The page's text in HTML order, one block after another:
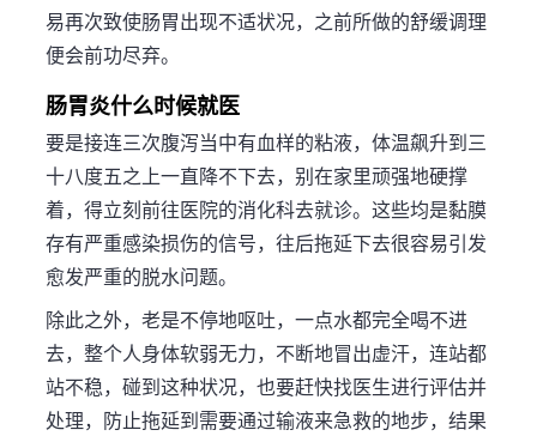
易再次致使肠胃出现不适状况，之前所做的舒缓调理
便会前功尽弃。
肠胃炎什么时候就医
要是接连三次腹泻当中有血样的粘液，体温飙升到三
十八度五之上一直降不下去，别在家里顽强地硬撑
着，得立刻前往医院的消化科去就诊。这些均是黏膜
存有严重感染损伤的信号，往后拖延下去很容易引发
愈发严重的脱水问题。
除此之外，老是不停地呕吐，一点水都完全喝不进
去，整个人身体软弱无力，不断地冒出虚汗，连站都
站不稳，碰到这种状况，也要赶快找医生进行评估并
处理，防止拖延到需要通过输液来急救的地步，结果